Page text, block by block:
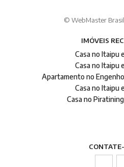
© WebMaster
IMÓVEIS
Casa no Itaipu
Casa no Itaipu
Apartamento no
Casa no Itaipu
Casa no